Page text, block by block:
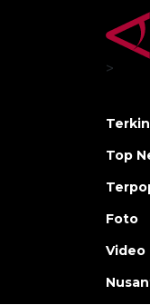
>
Top
Foto
Video